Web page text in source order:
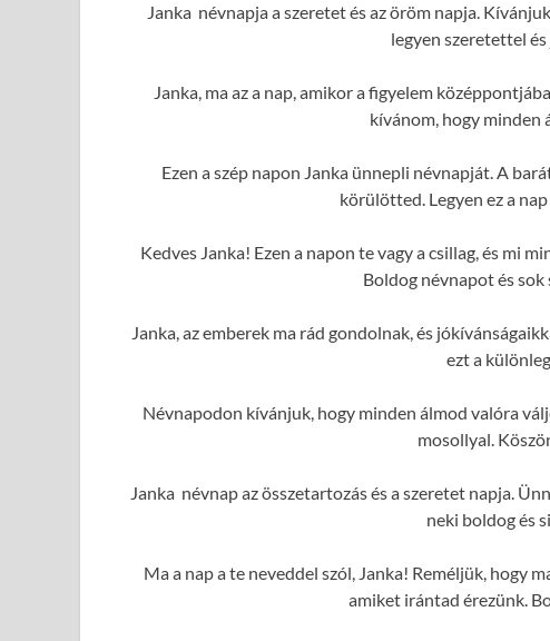
Janka névnapja a szeretet és az öröm napja.
legyen szeretettel
Janka, ma az a nap, amikor a figyelem
kívánom, hogy minden
Ezen a szép napon Janka ünnepli névnapját. A
körülötted. Legyen ez a
Kedves Janka! Ezen a napon te vagy a csillag, és mi
Boldog névnapot és
Janka, az emberek ma rád gondolnak, és
ezt a
Névnapodon kívánjuk, hogy minden álmod valóra
mosollyal.
Janka névnap az összetartozás és a szeretet napja.
neki boldog és
Ma a nap a te neveddel szól, Janka! Reméljük, hogy
amiket irántad érezünk.